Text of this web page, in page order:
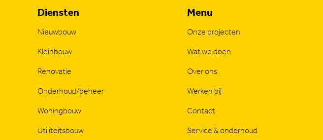
Diensten
Nieuwbouw
Kleinbouw
Renovatie
Onderhoud/beheer
Woningbouw
Utiliteitsbouw
Menu
Onze projecten
Wat we doen
Over ons
Werken bij
Contact
Service & onderhoud